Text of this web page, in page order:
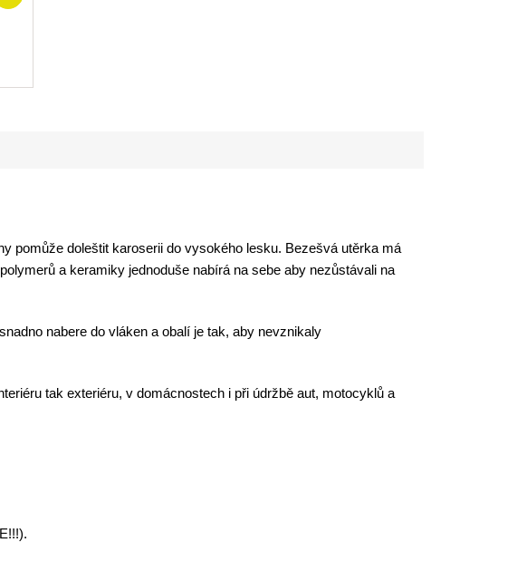
pomůže doleštit karoserii do vysokého lesku. Bezešvá utěrka má
a keramiky jednoduše nabírá na sebe aby nezůstávali na
nabere do vláken a obalí je tak, aby nevznikaly
tak exteriéru, v domácnostech i při údržbě aut, motocyklů a